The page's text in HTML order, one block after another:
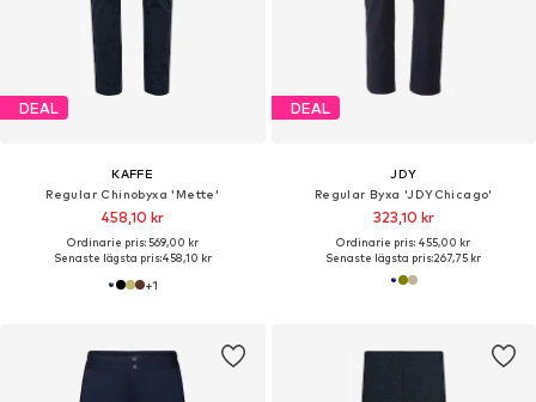
DEAL
KAFFE
Regular Chinobyxa 'Mette'
458,10 kr
Ordinarie pris: 569,00 kr
Senaste lägsta pris:458,10 kr
+1
DEAL
JDY
Regular Byxa 'JDYChicago'
323,10 kr
Ordinarie pris: 455,00 kr
Senaste lägsta pris:267,75 kr